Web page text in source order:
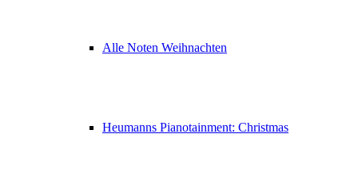
Alle Noten Weihnachten
Heumanns Pianotainment: Christmas